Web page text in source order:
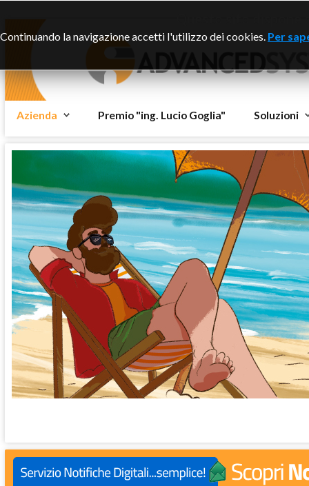
Azienda Premio "ing. Lucio Goglia" Soluzioni
Continuando la navigazione accetti l'utilizzo dei cookies. Per